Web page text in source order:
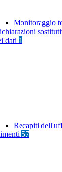
Monitoraggio
dati 1
Recapiti
57